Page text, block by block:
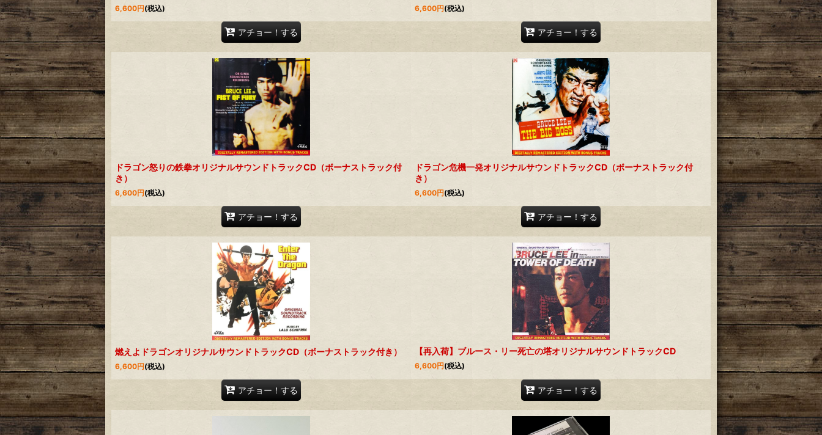
6,600円(税込)
アチョー！する
6,600円(税込)
アチョー！する
ドラゴン怒りの鉄拳オリジナルサウンドトラックCD（ボーナストラック付
き）
6,600円(税込)
アチョー！する
ドラゴン危機一発オリジナルサウンドトラックCD（ボーナストラック付
き）
6,600円(税込)
アチョー！する
燃えよドラゴンオリジナルサウンドトラックCD（ボーナストラック付き）
6,600円(税込)
アチョー！する
【再入荷】ブルース・リー死亡の塔オリジナルサウンドトラックCD
6,600円(税込)
アチョー！する